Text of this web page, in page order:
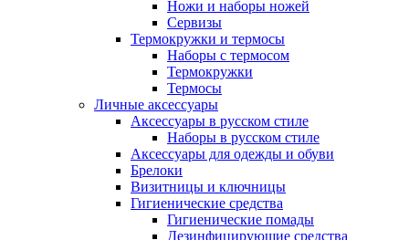
Ножи и наборы ножей
Сервизы
Термокружки и термосы
Наборы с термосом
Термокружки
Термосы
Личные аксессуары
Аксессуары в русском стиле
Наборы в русском стиле
Аксессуары для одежды и обуви
Брелоки
Визитницы и ключницы
Гигиенические средства
Гигиенические помады
Дезинфицирующие средства